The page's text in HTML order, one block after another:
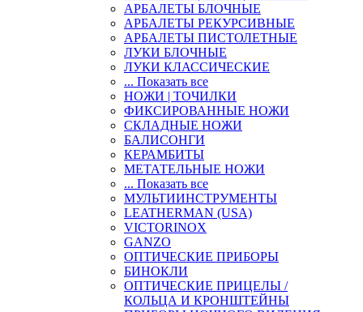
АРБАЛЕТЫ БЛОЧНЫЕ
АРБАЛЕТЫ РЕКУРСИВНЫЕ
АРБАЛЕТЫ ПИСТОЛЕТНЫЕ
ЛУКИ БЛОЧНЫЕ
ЛУКИ КЛАССИЧЕСКИЕ
... Показать все
НОЖИ | ТОЧИЛКИ
ФИКСИРОВАННЫЕ НОЖИ
СКЛАДНЫЕ НОЖИ
БАЛИСОНГИ
КЕРАМБИТЫ
МЕТАТЕЛЬНЫЕ НОЖИ
... Показать все
МУЛЬТИИНСТРУМЕНТЫ
LEATHERMAN (USA)
VICTORINOX
GANZO
ОПТИЧЕСКИЕ ПРИБОРЫ
БИНОКЛИ
ОПТИЧЕСКИЕ ПРИЦЕЛЫ /
КОЛЬЦА И КРОНШТЕЙНЫ